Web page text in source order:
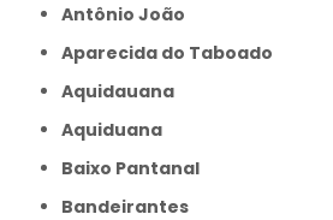
Antônio João
Aparecida do Taboado
Aquidauana
Aquiduana
Baixo Pantanal
Bandeirantes